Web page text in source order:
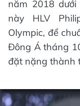
năm 2018
này HLV
Olympic, để
Đông Á tháng
đặt nặng thành